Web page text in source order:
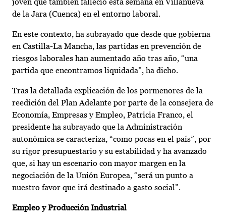
de la Jara (Cuenca) en el entorno laboral.
En este contexto, ha subrayado que desde que gobierna
en Castilla-La Mancha, las partidas en prevención de
riesgos laborales han aumentado año tras año, “una
partida que encontramos liquidada”, ha dicho.
Tras la detallada explicación de los pormenores de la
reedición del Plan Adelante por parte de la consejera de
Economía, Empresas y Empleo, Patricia Franco, el
presidente ha subrayado que la Administración
autonómica se caracteriza, “como pocas en el país”, por
su rigor presupuestario y su estabilidad y ha avanzado
que, si hay un escenario con mayor margen en la
negociación de la Unión Europea, “será un punto a
nuestro favor que irá destinado a gasto social”.
Empleo y Producción Industrial